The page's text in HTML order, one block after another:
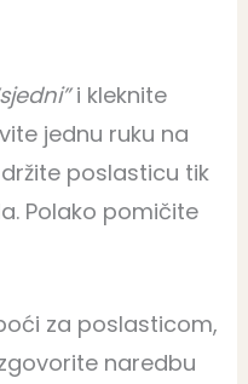
i kleknite
jednu ruku na
poslasticu tik
Polako pomičite
za poslasticom,
naredbu